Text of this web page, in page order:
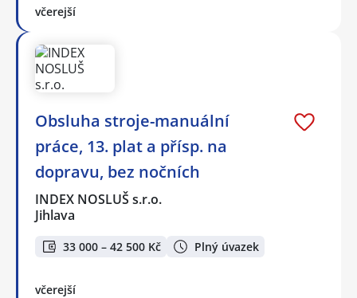
včerejší
Obsluha stroje-manuální
práce, 13. plat a přísp. na
dopravu, bez nočních
INDEX NOSLUŠ s.r.o.
Jihlava
33 000 – 42 500 Kč Plný úvazek
včerejší